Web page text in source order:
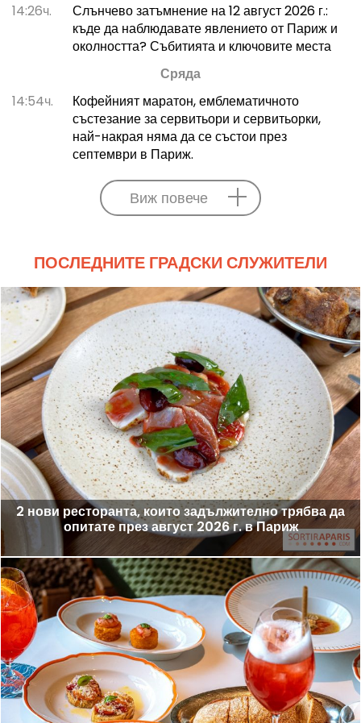
14:26ч.
Слънчево затъмнение на 12 август 2026 г.:
къде да наблюдавате явлението от Париж и
околността? Събитията и ключовите места
Сряда
14:54ч.
Кофейният маратон, емблематичното
състезание за сервитьори и сервитьорки,
най-накрая няма да се състои през
септември в Париж.
Виж повече
ПОСЛЕДНИТЕ ГРАДСКИ СЛУЖИТЕЛИ
2 нови ресторанта, които задължително трябва да
опитате през август 2026 г. в Париж